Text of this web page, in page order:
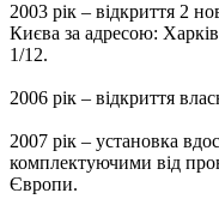
2003 рік – відкриття 2
Києва за адресою:
1/12.
2006 рік – відкриття
2007 рік – установка
комплектуючими від
Європи.